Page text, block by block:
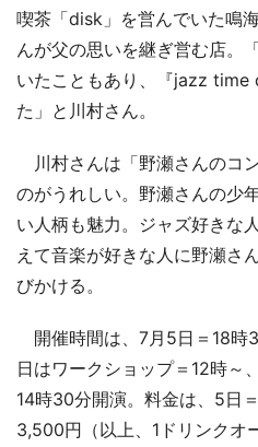
喫茶「disk」を営んでいた鳴
んが父の思いを継ぎ営む店。
いたこともあり、『jazz time
た」と川村さん。
川村さんは「野瀬さんのコ
のがうれしい。野瀬さんの少
い人柄も魅力。ジャズ好きな
えて音楽が好きな人に野瀬さ
びかける。
開催時間は、7月5日＝18時
日はワークショップ＝12時～
14時30分開演。料金は、5日
3,500円（以上、1ドリンクオ